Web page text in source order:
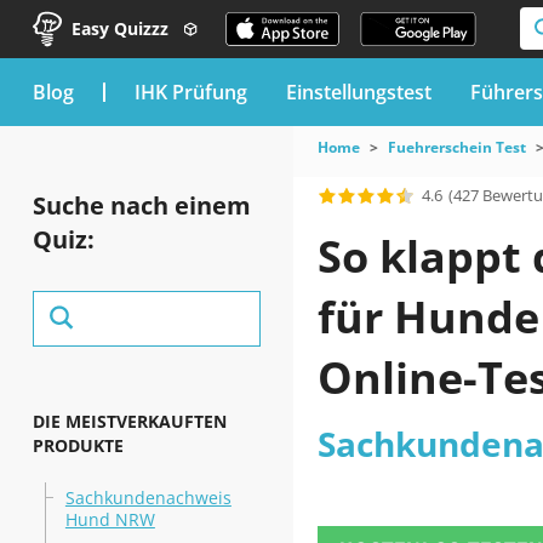
Easy Quizzz
blog IHK Prüfung Einstellungstest
Suche nach einem
Quiz:
DIE MEISTVERKAUFTEN
PRODUKTE
Sachkundenachweis
Hund NRW
Home Fuehrerschein Test
4.6 (427
So klappt
für
Online-